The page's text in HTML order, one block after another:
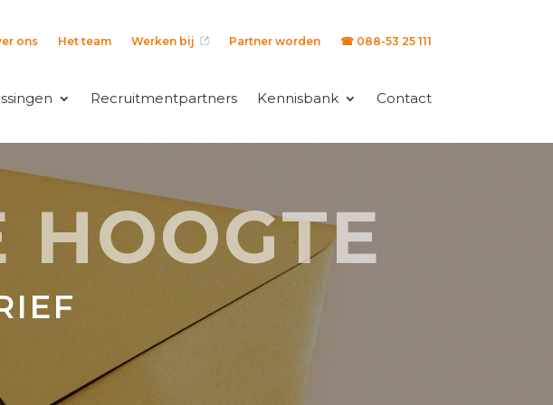
ons Het team Werken bij Partner worden ☎ 088-53 25 111
Recruitmentpartners Kennisbank Contact